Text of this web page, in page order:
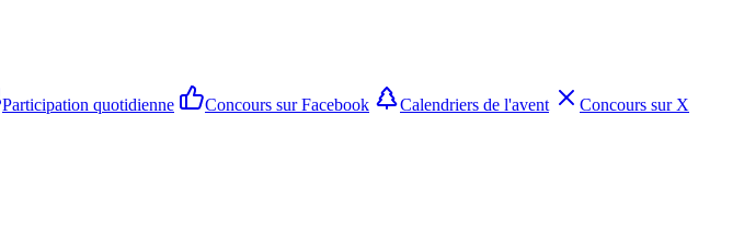
Participation quotidienne Concours sur Facebook Calendriers de l'avent
Concours sur X